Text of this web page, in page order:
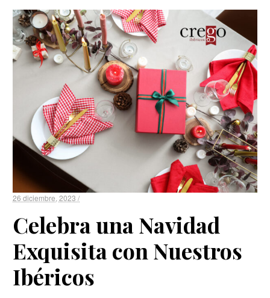
26 diciembre, 2023 /
Celebra una Navidad
Exquisita con Nuestros
Ibéricos